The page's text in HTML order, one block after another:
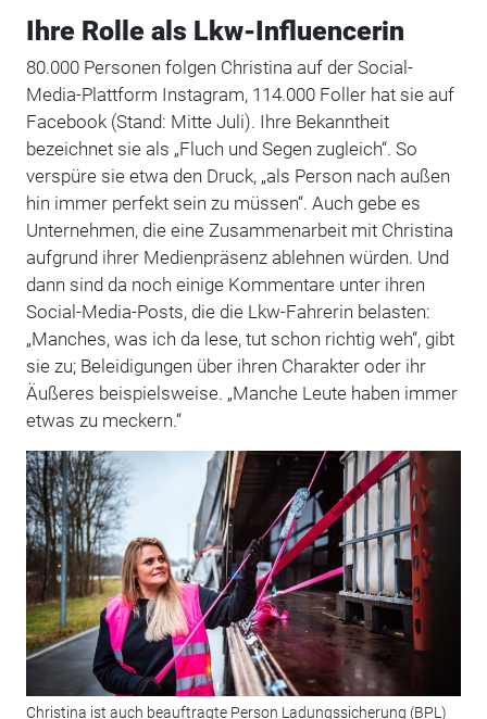
Ihre Rolle als Lkw-Influencerin
80.000 Personen folgen Christina auf der Social-
Media-Plattform Instagram, 114.000 Foller hat sie auf
Facebook (Stand: Mitte Juli). Ihre Bekanntheit
bezeichnet sie als „Fluch und Segen zugleich“. So
verspüre sie etwa den Druck, „als Person nach außen
hin immer perfekt sein zu müssen“. Auch gebe es
Unternehmen, die eine Zusammenarbeit mit Christina
aufgrund ihrer Medienpräsenz ablehnen würden. Und
dann sind da noch einige Kommentare unter ihren
Social-Media-Posts, die die Lkw-Fahrerin belasten:
„Manches, was ich da lese, tut schon richtig weh“, gibt
sie zu; Beleidigungen über ihren Charakter oder ihr
Äußeres beispielsweise. „Manche Leute haben immer
etwas zu meckern.“
Christina ist auch beauftragte Person Ladungssicherung (BPL)